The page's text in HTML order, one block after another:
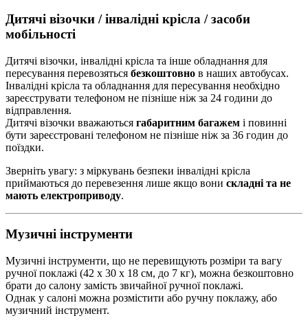
Дитячі візочки / інвалідні крісла / засоби
мобільності
Дитячі візочки, інвалідні крісла та інше обладнання для
пересування перевозяться безкоштовно в наших автобусах.
Інвалідні крісла та обладнання для пересування необхідно
зареєструвати телефоном не пізніше ніж за 24 години до
відправлення.
Дитячі візочки вважаються габаритним багажем і повинні
бути зареєстровані телефоном не пізніше ніж за 36 годин до
поїздки.
Зверніть увагу: з міркувань безпеки інвалідні крісла
приймаються до перевезення лише якщо вони складні та не
мають електроприводу.
Музичні інструменти
Музичні інструменти, що не перевищують розміри та вагу
ручної поклажі (42 x 30 x 18 см, до 7 кг), можна безкоштовно
брати до салону замість звичайної ручної поклажі.
Однак у салоні можна розмістити або ручну поклажу, або
музичний інструмент.